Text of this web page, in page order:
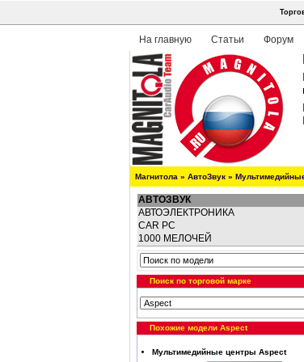
На главную Статьи Форум
Магнитола » АвтоЗвук »
АВТОЗВУК
АВТОЭЛЕКТРОНИКА
CAR PC
1000 МЕЛОЧЕЙ
Поиск по торговой марке
Похожие модели Aspect
Мультимедийные центры Aspect